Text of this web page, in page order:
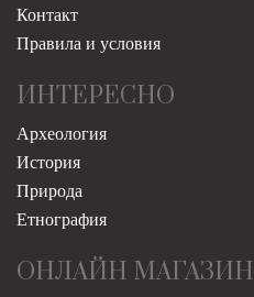
Контакт
Правила и условия
ИНТЕРЕСНО
Археология
История
Природа
Етнография
ОНЛАЙН МАГАЗИН